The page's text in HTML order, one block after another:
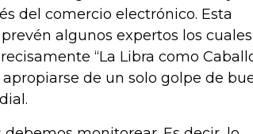
del comercio electrónico. Esta
algunos expertos los cuales
“La Libra como
de un solo golpe de